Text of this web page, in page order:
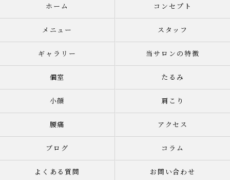
ホーム コンセプト
メニュー スタッフ
ギャラリー 当サロンの特徴
個室 たるみ
小顔 肩こり
腰痛 アクセス
ブログ コラム
よくある質問 お問い合わせ